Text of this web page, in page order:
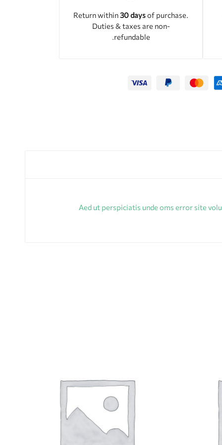
Return within30 daysof purchase.
Duties & taxes are non-
refundable.
Aed ut perspiciatis unde oms error site